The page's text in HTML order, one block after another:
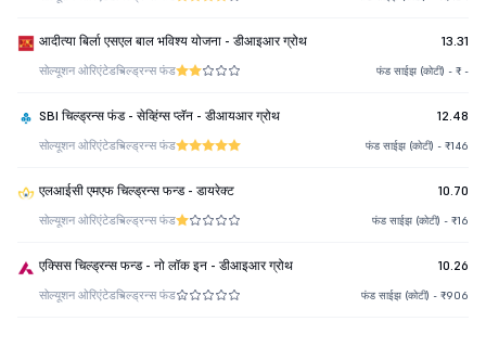
आदीत्या बिर्ला एसएल बाल भविश्य योजना - डीआइआर ग्रोथ 13.31
सोल्यूशन ओरिएंटेडचिल्ड्रन्स फंड फंड साईझ (कोटी) - ₹ -
SBI चिल्ड्रन्स फंड - सेव्हिंग्स प्लॅन - डीआयआर ग्रोथ 12.48
सोल्यूशन ओरिएंटेडचिल्ड्रन्स फंड फंड साईझ (कोटी) - ₹146
एलआईसी एमएफ चिल्ड्रन्स फन्ड - डायरेक्ट 10.70
सोल्यूशन ओरिएंटेडचिल्ड्रन्स फंड फंड साईझ (कोटी) - ₹16
एक्सिस चिल्ड्रन्स फन्ड - नो लॉक इन - डीआइआर ग्रोथ 10.26
सोल्यूशन ओरिएंटेडचिल्ड्रन्स फंड फंड साईझ (कोटी) - ₹906